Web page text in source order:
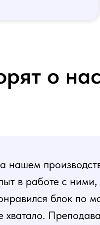
о
нашем
в работе с
блок по
хватало.